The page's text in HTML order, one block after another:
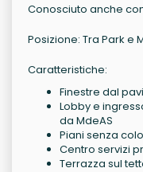
Conosciuto anche
Posizione: Tra Park e
Caratteristiche:
Finestre dal
Lobby e
da MdeAS
Piani senza
Centro servizi
Terrazza sul